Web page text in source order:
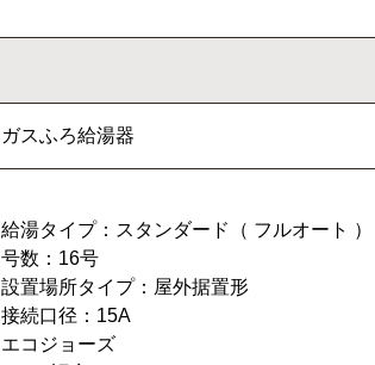
ガスふろ給湯器
給湯タイプ：スタンダード（ フルオート ）
号数：16号
設置場所タイプ：屋外据置形
接続口径：15A
エコジョーズ